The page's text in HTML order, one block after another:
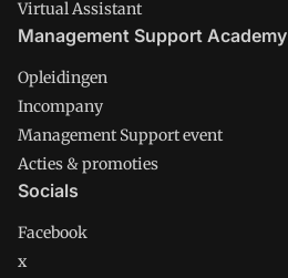
Virtual Assistant
Management Support Academy
Opleidingen
Incompany
Management Support event
Acties & promoties
Socials
Facebook
x